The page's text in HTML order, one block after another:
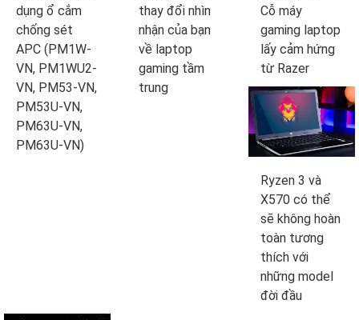
dụng ổ cắm
chống sét
APC (PM1W-
VN, PM1WU2-
VN, PM53-VN,
PM53U-VN,
PM63U-VN,
PM63U-VN)
thay đổi nhìn
nhận của bạn
về laptop
gaming tầm
trung
Cỗ máy
gaming laptop
lấy cảm hứng
từ Razer
Ryzen 3 và
X570 có thể
sẽ không hoàn
toàn tương
thích với
những model
đời đầu